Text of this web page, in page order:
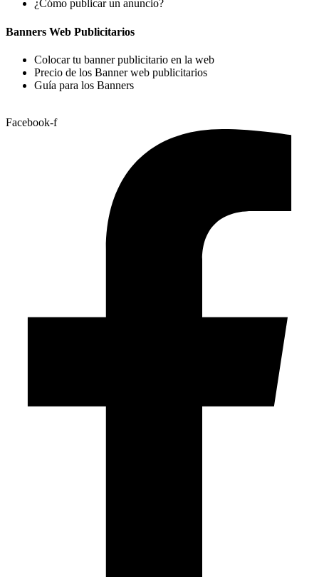
¿Cómo publicar un anuncio?
Banners Web Publicitarios
Colocar tu banner publicitario en la web
Precio de los Banner web publicitarios
Guía para los Banners
Facebook-f